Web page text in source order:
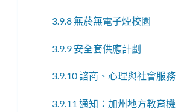
3.9.8 無菸無電子煙校園
3.9.9 安全套供應計劃
3.9.10 諮商、心理與社會服務
3.9.11 通知：加州地方教育機